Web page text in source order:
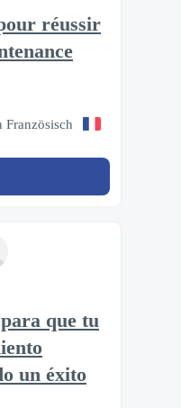
réussir
Französisch
que tu
un éxito